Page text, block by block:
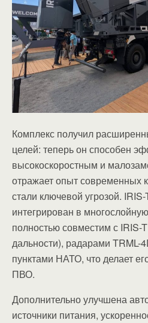
Комплекс получил
целей: теперь он способен
высокоскоростным и
отражает опыт современных
стали ключевой угрозой.
интегрирован в
полностью совместим с
дальности), радарами TRML-
пунктами НАТО, что делает
ПВО.
Дополнительно улучшена
источники питания,